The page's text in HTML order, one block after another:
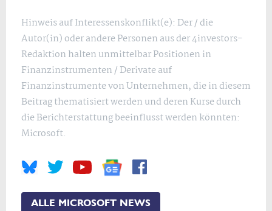
Hinweis auf Interessenskonflikt(e): Der / die
Autor(in) oder andere Personen aus der 4investors-
Redaktion halten unmittelbar Positionen in
Finanzinstrumenten / Derivate auf
Finanzinstrumente von Unternehmen, die in diesem
Beitrag thematisiert werden und deren Kurse durch
die Berichterstattung beeinflusst werden könnten:
Microsoft.
ALLE MICROSOFT NEWS